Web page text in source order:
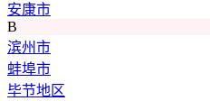
安康市
B
滨州市
蚌埠市
毕节地区